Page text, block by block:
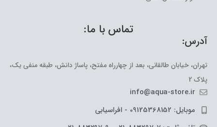
تماس با ما:
آدرس:
تهران، خیابان طالقانی، بعد از چهارراه مفتح، پاساژ دانش، طبقه منفی یک،
پلاک 2
info@aqua-store.ir
موبایل: 09125368152 - افراسیابی